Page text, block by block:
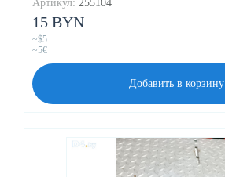
Артикул: 255104
15 BYN
~$5
~5€
Добавить в корзину